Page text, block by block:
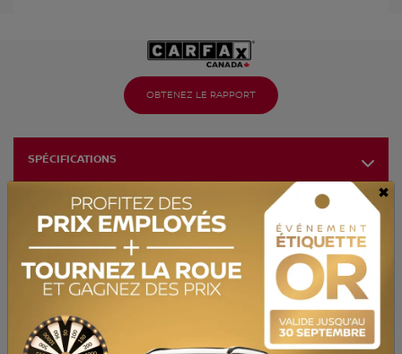
OBTENEZ LE RAPPORT
SPÉCIFICATIONS
ODOMÈTRE: 102 010 km
TRANSMISSION : Automatique
MOTRICITÉ : Traction avant
MOTEUR :
×